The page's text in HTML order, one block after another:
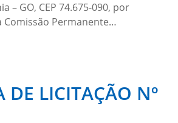
– GO, CEP 74.675-090, por
Comissão Permanente…
DE LICITAÇÃO Nº